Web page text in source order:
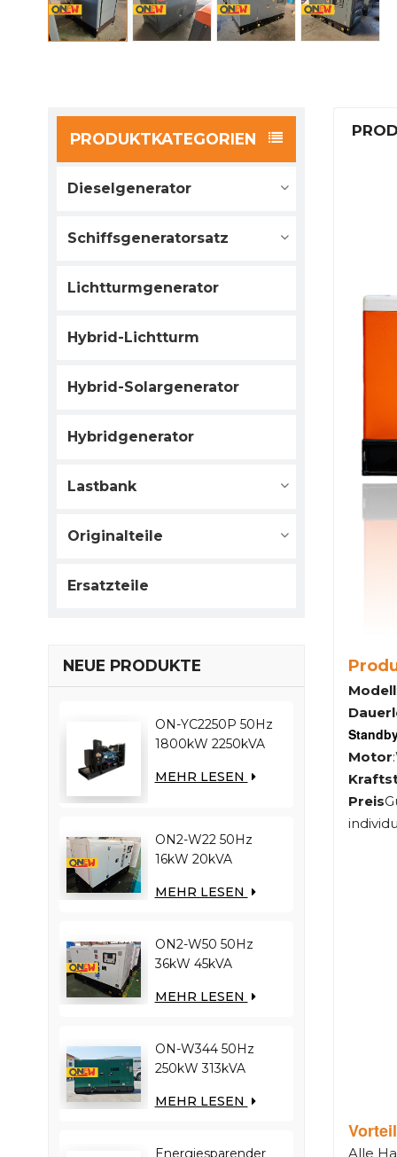
PRODUKTKATEGORIEN
Dieselgenerator
Schiffsgeneratorsatz
Lichtturmgenerator
Hybrid-Lichtturm
Hybrid-Solargenerator
Hybridgenerator
Lastbank
Originalteile
Ersatzteile
NEUE PRODUKTE
ON-YC2250P 50Hz
1800kW 2250kVA
YC12VC3000-D30
MEHR LESEN
ON2-W22 50Hz
16kW 20kVA
4YT23-20D
MEHR LESEN
ON2-W50 50Hz
36kW 45kVA
N4100ZDS-42
MEHR LESEN
ON-W344 50Hz
250kW 313kVA
WT13B-308DE
MEHR LESEN
Energiesparender
Modell
Motor
Preis
Alle